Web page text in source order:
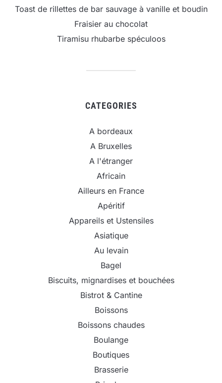
Toast de rillettes de bar sauvage à vanille et boudin
Fraisier au chocolat
Tiramisu rhubarbe spéculoos
CATEGORIES
A bordeaux
A Bruxelles
A l'étranger
Africain
Ailleurs en France
Apéritif
Appareils et Ustensiles
Asiatique
Au levain
Bagel
Biscuits, mignardises et bouchées
Bistrot & Cantine
Boissons
Boissons chaudes
Boulange
Boutiques
Brasserie